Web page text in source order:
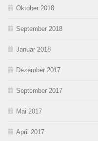
Oktober 2018
September 2018
Januar 2018
Dezember 2017
September 2017
Mai 2017
April 2017